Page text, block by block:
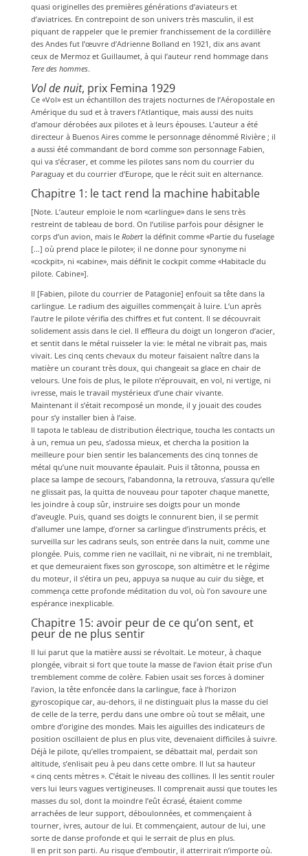
quasi originelles des premières générations d’aviateurs et
d’aviatrices. En contrepoint de son univers très masculin, il est
piquant de rappeler que le premier franchissement de la cordillère
des Andes fut l’œuvre d’Adrienne Bolland en 1921, dix ans avant
ceux de Mermoz et Guillaumet, à qui l’auteur rend hommage dans
Tere des hommes.
Vol de nuit, prix Femina 1929
Ce «Vol» est un échantillon des trajets nocturnes de l’Aéropostale en
Amérique du sud et à travers l’Atlantique, mais aussi des nuits
d’amour dérobées aux pilotes et à leurs épouses. L’auteur a été
directeur à Buenos Aires comme le personnage dénommé Rivière ; il
a aussi été commandant de bord comme son personnage Fabien,
qui va s’écraser, et comme les pilotes sans nom du courrier du
Paraguay et du courrier d’Europe, que le récit suit en alternance.
Chapitre 1: le tact rend la machine habitable
[Note. L’auteur emploie le nom «carlingue» dans le sens très
restreint de tableau de bord. On l’utilise parfois pour désigner le
corps d’un avion, mais le Robertla définit comme «Partie du fuselage
[…] où prend place le pilote»; il ne donne pour synonyme ni
«cockpit», ni «cabine», mais définit le cockpit comme «Habitacle du
pilote. Cabine»].
Il [Fabien, pilote du courrier de Patagonie] enfouit sa tête dans la
carlingue. Le radium des aiguilles commençait à luire. L’un après
l’autre le pilote vérifia des chiffres et fut content. Il se découvrait
solidement assis dans le ciel. Il effleura du doigt un longeron d’acier,
et sentit dans le métal ruisseler la vie: le métal ne vibrait pas, mais
vivait. Les cinq cents chevaux du moteur faisaient naître dans la
matière un courant très doux, qui changeait sa glace en chair de
velours. Une fois de plus, le pilote n’éprouvait, en vol, ni vertige, ni
ivresse, mais le travail mystérieux d’une chair vivante.
Maintenant il s’était recomposé un monde, il y jouait des coudes
pour s’y installer bien à l’aise.
Il tapota le tableau de distribution électrique, toucha les contacts un
à un, remua un peu, s’adossa mieux, et chercha la position la
meilleure pour bien sentir les balancements des cinq tonnes de
métal qu’une nuit mouvante épaulait. Puis il tâtonna, poussa en
place sa lampe de secours, l’abandonna, la retrouva, s’assura qu’elle
ne glissait pas, la quitta de nouveau pour tapoter chaque manette,
les joindre à coup sûr, instruire ses doigts pour un monde
d’aveugle. Puis, quand ses doigts le connurent bien, il se permit
d’allumer une lampe, d’orner sa carlingue d’instruments précis, et
surveilla sur les cadrans seuls, son entrée dans la nuit, comme une
plongée. Puis, comme rien ne vacillait, ni ne vibrait, ni ne tremblait,
et que demeuraient fixes son gyroscope, son altimètre et le régime
du moteur, il s’étira un peu, appuya sa nuque au cuir du siège, et
commença cette profonde méditation du vol, où l’on savoure une
espérance inexplicable.
Chapitre 15: avoir peur de ce qu’on sent, et
peur de ne plus sentir
Il lui parut que la matière aussi se révoltait. Le moteur, à chaque
plongée, vibrait si fort que toute la masse de l’avion était prise d’un
tremblement comme de colère. Fabien usait ses forces à dominer
l’avion, la tête enfoncée dans la carlingue, face à l’horizon
gyroscopique car, au-dehors, il ne distinguait plus la masse du ciel
de celle de la terre, perdu dans une ombre où tout se mêlait, une
ombre d’origine des mondes. Mais les aiguilles des indicateurs de
position oscillaient de plus en plus vite, devenaient difficiles à suivre.
Déjà le pilote, qu’elles trompaient, se débattait mal, perdait son
altitude, s’enlisait peu à peu dans cette ombre. Il lut sa hauteur
« cinq cents mètres ». C’était le niveau des collines. Il les sentit rouler
vers lui leurs vagues vertigineuses. Il comprenait aussi que toutes les
masses du sol, dont la moindre l’eût écrasé, étaient comme
arrachées de leur support, déboulonnées, et commençaient à
tourner, ivres, autour de lui. Et commençaient, autour de lui, une
sorte de danse profonde et qui le serrait de plus en plus.
Il en prit son parti. Au risque d’emboutir, il atterrirait n’importe où.